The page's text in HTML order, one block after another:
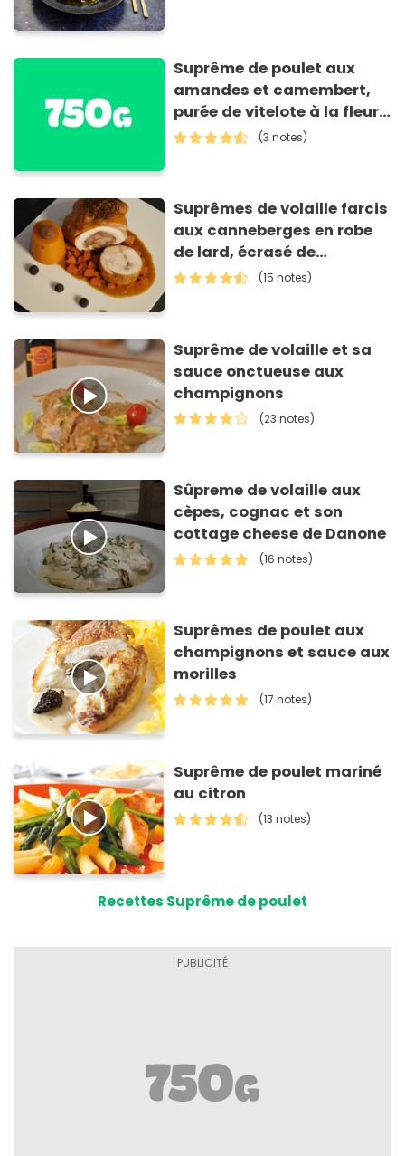
Suprême de poulet aux
amandes et camembert,
purée de vitelote à la fleur
de thym
(3 notes)
Suprêmes de volaille farcis
aux canneberges en robe
de lard, écrasé de
potimarron et sa tuile de
(15 notes)
Suprême de volaille et sa
sauce onctueuse aux
champignons
(23 notes)
Sûpreme de volaille aux
cèpes, cognac et son
cottage cheese de Danone
(16 notes)
Suprêmes de poulet aux
champignons et sauce aux
morilles
(17 notes)
Suprême de poulet mariné
au citron
(13 notes)
Recettes Suprême de poulet